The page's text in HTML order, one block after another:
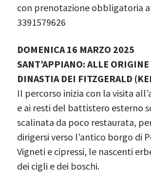
con prenotazione obbligatoria
3391579626
DOMENICA 16 MARZO 2025
SANT’APPIANO: ALLE
DINASTIA DEI FITZGERALD
Il percorso inizia con la visita
e ai resti del battistero esterno
scalinata da poco restaurata,
dirigersi verso l’antico borgo di
Vigneti e cipressi, le nascenti
dei cigli e dei boschi.